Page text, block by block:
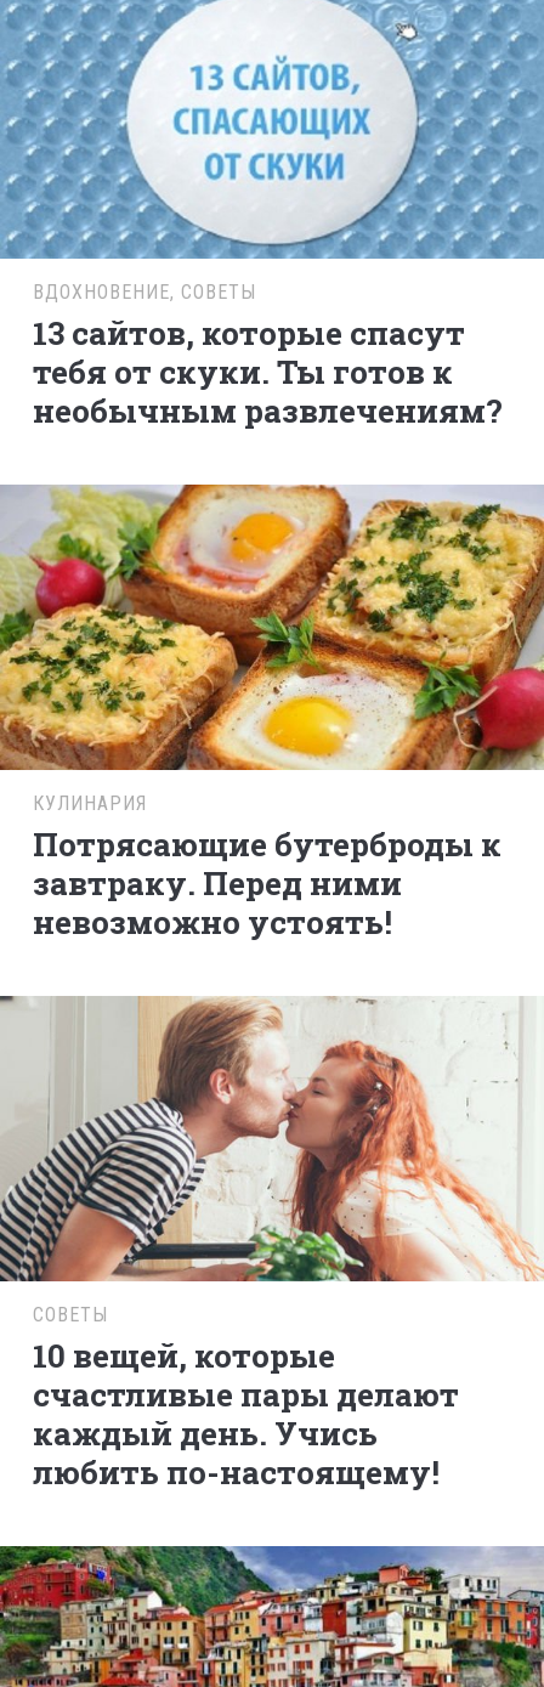
ВДОХНОВЕНИЕ, СОВЕТЫ
13 сайтов, которые спасут
тебя от скуки. Ты готов к
необычным развлечениям?
КУЛИНАРИЯ
Потрясающие бутерброды к
завтраку. Перед ними
невозможно устоять!
СОВЕТЫ
10 вещей, которые
счастливые пары делают
каждый день. Учись
любить по-настоящему!